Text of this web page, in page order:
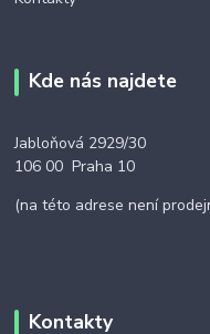
Kde nás najdete
Jabloňová 2929/30
106 00 Praha 10
(na této adrese není
Kontakty